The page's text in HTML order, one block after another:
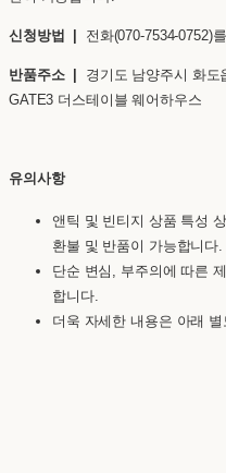
신청방법 | 전화(070-7534-0752)
반품주소 | 경기도 남양주시 화도
GATE3 더스테이블 웨어하우스
유의사항
앤틱 및 빈티지 상품 특성
환불 및 반품이 가능합니다.
단순 변심, 부주의에 따른
합니다.
더욱 자세한 내용은 아래